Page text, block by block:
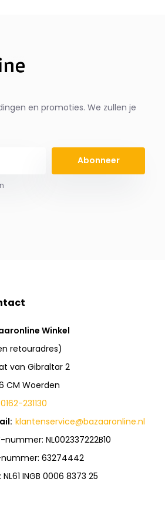
en promoties. We zullen je
Abonneer
Winkel
retouradres)
van Gibraltar 2
CM Woerden
0162-231130
klantenservice@bazaaronline.nl
nummer: NL002337222B10
nummer: 63274442
NL61 INGB 0006 8373 25